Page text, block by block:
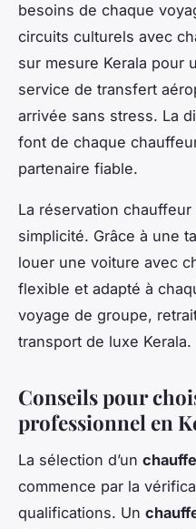
besoins de chaque
circuits culturels avec
sur mesure Kerala pour
service de transfert
arrivée sans stress. La
font de chaque
partenaire fiable.
La réservation chauffeur
simplicité. Grâce à une
louer une voiture avec
flexible et adapté à
voyage de groupe,
transport de luxe Kerala.
Conseils pour
professionnel en
La sélection d’un
commence par la
qualifications. Un